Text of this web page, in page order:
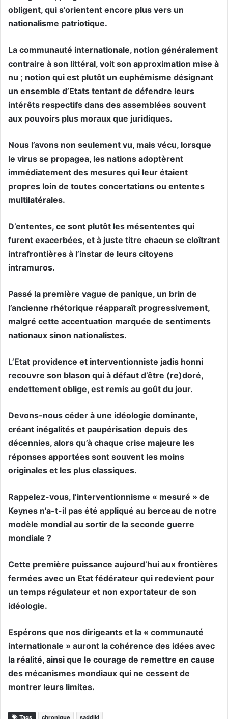
obligent, qui s’orientent encore plus vers un
nationalisme patriotique.
La communauté internationale, notion généralement
contraire à son littéral, voit son approximation mise à
nu ; notion qui est plutôt un euphémisme désignant
un ensemble d’Etats tentant de défendre leurs
intérêts respectifs dans des assemblées souvent
aux pouvoirs plus moraux que juridiques.
Nous l’avons non seulement vu, mais vécu, lorsque
le virus se propagea, les nations adoptèrent
immédiatement des mesures qui leur étaient
propres loin de toutes concertations ou ententes
multilatérales.
D’ententes, ce sont plutôt les mésententes qui
furent exacerbées, et à juste titre chacun se cloîtrant
intrafrontières à l’instar de leurs citoyens
intramuros.
Passé la première vague de panique, un brin de
l’ancienne rhétorique réapparaît progressivement,
malgré cette accentuation marquée de sentiments
nationaux sinon nationalistes.
L’Etat providence et interventionniste jadis honni
recouvre son blason qui à défaut d’être (re)doré,
endettement oblige, est remis au goût du jour.
Devons-nous céder à une idéologie dominante,
créant inégalités et paupérisation depuis des
décennies, alors qu’à chaque crise majeure les
réponses apportées sont souvent les moins
originales et les plus classiques.
Rappelez-vous, l’interventionnisme « mesuré » de
Keynes n’a-t-il pas été appliqué au berceau de notre
modèle mondial au sortir de la seconde guerre
mondiale ?
Cette première puissance aujourd’hui aux frontières
fermées avec un Etat fédérateur qui redevient pour
un temps régulateur et non exportateur de son
idéologie.
Espérons que nos dirigeants et la « communauté
internationale » auront la cohérence des idées avec
la réalité, ainsi que le courage de remettre en cause
des mécanismes mondiaux qui ne cessent de
montrer leurs limites.
Tags chronique saddiki